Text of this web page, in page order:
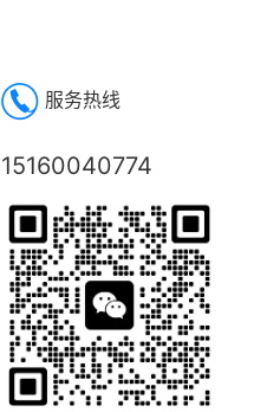
服务热线
15160040774